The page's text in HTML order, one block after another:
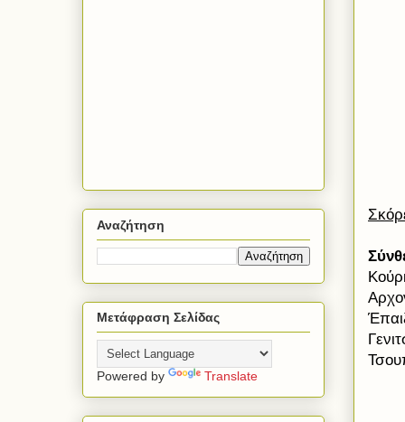
Αναζήτηση
Μετάφραση Σελίδας
Powered by Translate